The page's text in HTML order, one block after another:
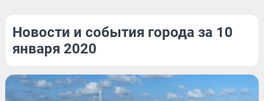
Новости и события города за 10
января 2020